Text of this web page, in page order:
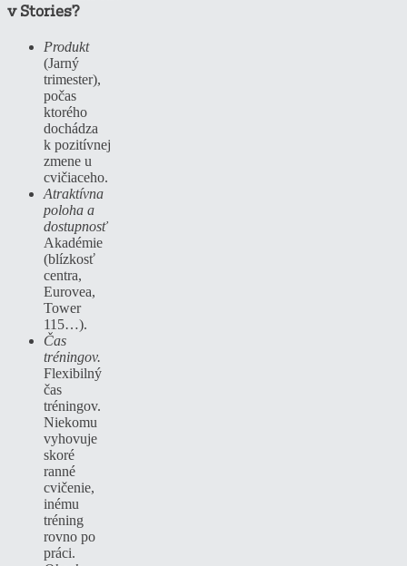
v Stories?
Produkt
(Jarný
trimester),
počas
ktorého
dochádza
k pozitívnej
zmene u
cvičiaceho.
Atraktívna
poloha a
dostupnosť
Akadémie
(blízkosť
centra,
Eurovea,
Tower
115…).
Čas
tréningov.
Flexibilný
čas
tréningov.
Niekomu
vyhovuje
skoré
ranné
cvičenie,
inému
tréning
rovno po
práci.